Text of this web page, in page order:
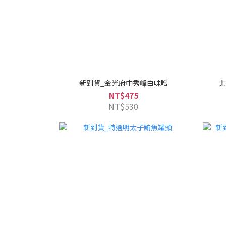
新到貨_金光府中秀峰白味噌
NT$475
NT$530